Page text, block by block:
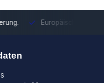
Europäische Distribution